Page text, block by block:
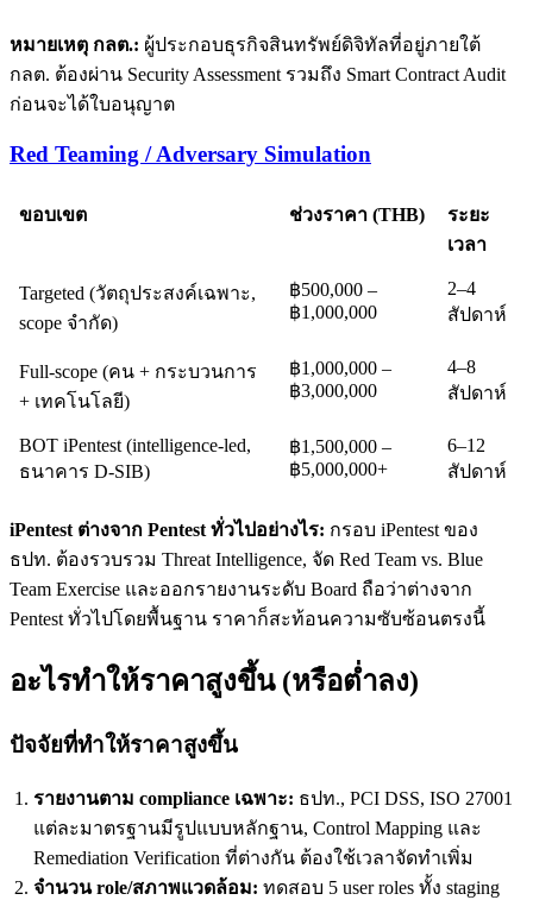
หมายเหตุ กลต.: ผู้ประกอบธุรกิจสินทรัพย์ดิจิทัลที่อยู่ภายใต้
กลต. ต้องผ่าน Security Assessment รวมถึง Smart Contract Audit
ก่อนจะได้ใบอนุญาต
Red Teaming / Adversary Simulation
ขอบเขต ช่วงราคา (THB)
ระยะ
เวลา
Targeted (วัตถุประสงค์เฉพาะ,
scope จำกัด)
฿500,000 –
฿1,000,000
2–4
สัปดาห์
Full-scope (คน + กระบวนการ
+ เทคโนโลยี)
฿1,000,000 –
฿3,000,000
4–8
สัปดาห์
BOT iPentest (intelligence-led,
ธนาคาร D-SIB)
฿1,500,000 –
฿5,000,000+
6–12
สัปดาห์
iPentest ต่างจาก Pentest ทั่วไปอย่างไร: กรอบ iPentest ของ
ธปท. ต้องรวบรวม Threat Intelligence, จัด Red Team vs. Blue
Team Exercise และออกรายงานระดับ Board ถือว่าต่างจาก
Pentest ทั่วไปโดยพื้นฐาน ราคาก็สะท้อนความซับซ้อนตรงนี้
อะไรทำให้ราคาสูงขึ้น (หรือต่ำลง)
ปัจจัยที่ทำให้ราคาสูงขึ้น
รายงานตาม compliance เฉพาะ: ธปท., PCI DSS, ISO 27001
แต่ละมาตรฐานมีรูปแบบหลักฐาน, Control Mapping และ
Remediation Verification ที่ต่างกัน ต้องใช้เวลาจัดทำเพิ่ม
จำนวน role/สภาพแวดล้อม: ทดสอบ 5 user roles ทั้ง staging